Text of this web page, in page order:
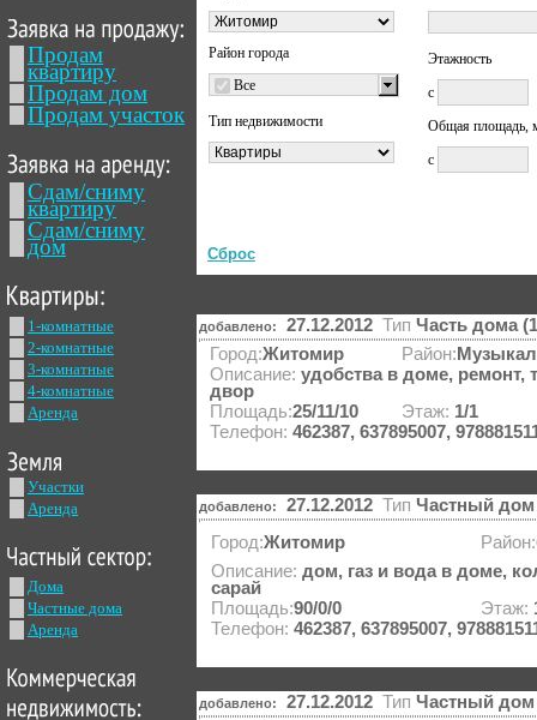
Продам
квартиру
Продам дом
Продам участок
Сдам/сниму
квартиру
Сдам/сниму
дом
1-комнатные
2-комнатные
3-комнатные
4-комнатные
Аренда
Участки
Аренда
Дома
Частные дома
Аренда
Район города
Все
Тип недвижимости
Этажность
с
Общая площадь,
с
добавлено: 27.12.2012 Тип Часть дома
Город:Житомир Район:
Описание: удобства в доме, ремонт,
двор
Площадь:25/11/10 Этаж: 1/1
Телефон: 462387, 637895007,
добавлено: 27.12.2012 Тип Частный дом
Город:Житомир Район:
Описание: дом, газ и вода в доме,
сарай
Площадь:90/0/0 Этаж:
Телефон: 462387, 637895007,
добавлено: 27.12.2012 Тип Частный дом